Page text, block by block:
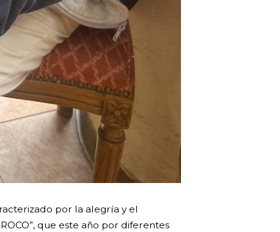
por la alegría y el
que este año por diferentes